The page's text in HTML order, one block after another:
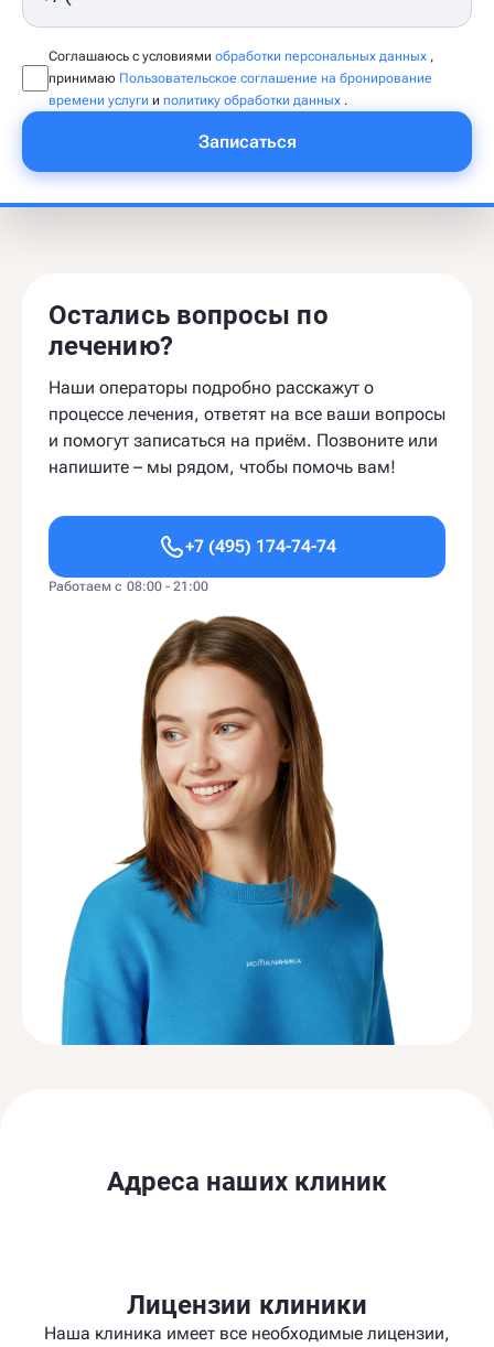
Соглашаюсь с условиями обработки персональных данных ,
принимаю Пользовательское соглашение на бронирование
времени услуги и политику обработки данных .
Записаться
Остались вопросы по
лечению?
Наши операторы подробно расскажут о
процессе лечения, ответят на все ваши вопросы
и помогут записаться на приём. Позвоните или
напишите – мы рядом, чтобы помочь вам!
+7 (495) 174-74-74
Работаем с 08:00 - 21:00
Адреса наших клиник
Лицензии клиники
Наша клиника имеет все необходимые лицензии,